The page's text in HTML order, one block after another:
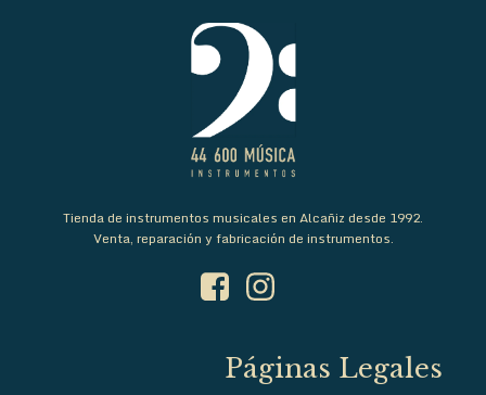
Tienda de instrumentos musicales en Alcañiz desde 1992.
Venta, reparación y fabricación de instrumentos.
Páginas Legales